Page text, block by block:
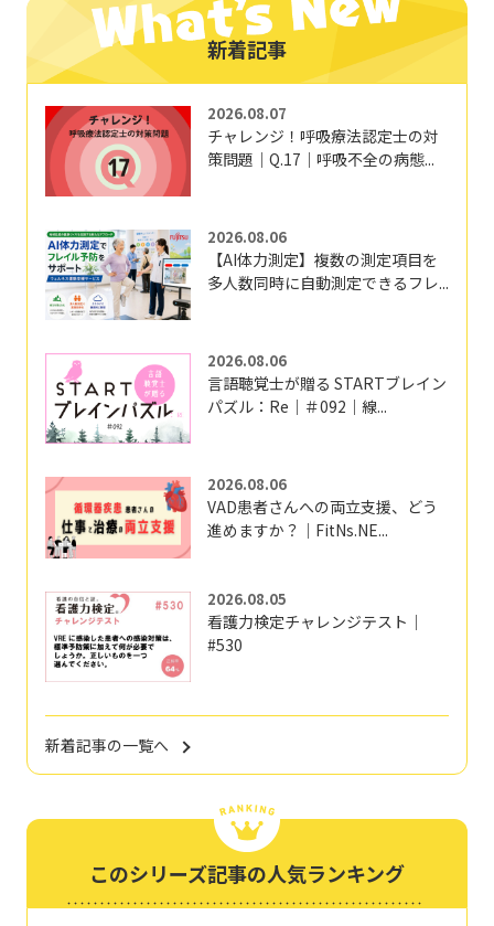
新着記事
2026.08.07
チャレンジ！呼吸療法認定士の対
策問題｜Q.17｜呼吸不全の病態...
2026.08.06
【AI体力測定】複数の測定項目を
多人数同時に自動測定できるフレ...
2026.08.06
言語聴覚士が贈る STARTブレイン
パズル：Re｜＃092｜線...
2026.08.06
VAD患者さんへの両立支援、どう
進めますか？｜FitNs.NE...
2026.08.05
看護力検定チャレンジテスト｜
#530
新着記事の一覧へ
このシリーズ記事の人気ランキング